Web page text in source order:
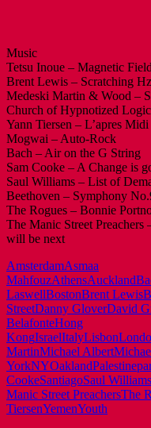
Music
Tetsu Inoue – Magnetic Field
Brent Lewis – Scratching
Medeski Martin & Wood –
Church of Hypnotized
Yann Tiersen – L’apres Midi
Mogwai – Auto-Rock
Bach – Air on the G String
Sam Cooke – A Change is
Saul Williams – List of
Beethoven – Symphony
The Rogues – Bonnie
The Manic Street
will be next
AmsterdamAsmaa
MahfouzAthensAuckland
LaswellBostonBrent Lewis
StreetDanny GloverDavid
BelafonteHong
KongIsraelItalyLisbon
MartinMichael Albert
YorkNYOaklandPalestine
CookeSantiagoSaul Williams
Manic Street PreachersThe
TiersenYemenYouth